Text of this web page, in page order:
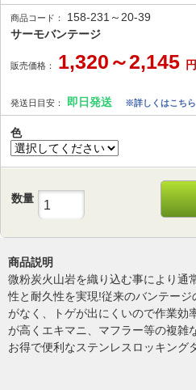
商品コード：
158-231～20-39
サーモバンテージ
販売価格： 1,320～2,145 円
発送日目安： 即日発送 ※詳しくはこちら
色
数量
商品説明
微粉炭火山岩を織り込む事により通
性と耐久性を実現!従来のバンテー
がなく、トゲが出にくいので作業効
が高くエキマニ、マフラー等の複雑
お得で便利なステンレスロッキング